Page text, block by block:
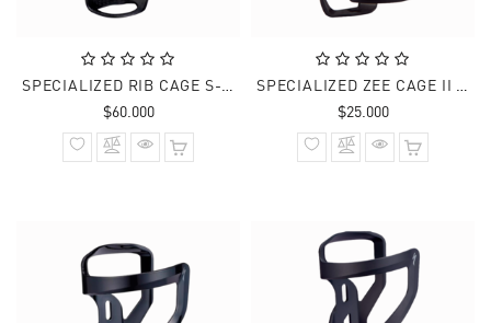
SPECIALIZED RIB CAGE S-WORKS III CARBON CARB/MATTE
$60.000Precio
normal
SPECIALIZED ZEE CAGE II DERECHO MATTE BLK/RED
$25.000Precio
normal